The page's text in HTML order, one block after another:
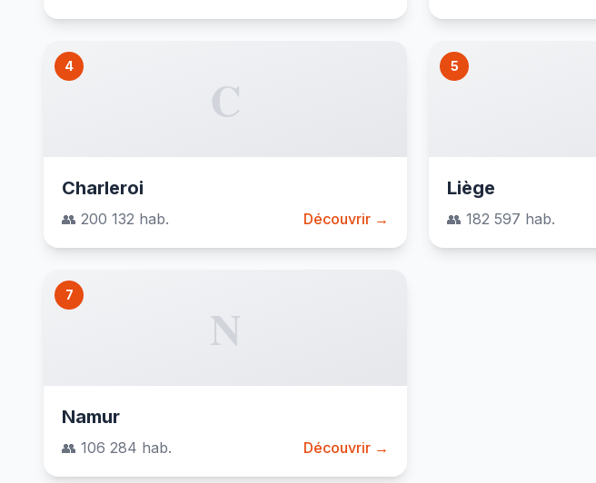
4
C
Charleroi
👥 200 132 hab. Découvrir →
5
Liège
👥 182 597 hab.
7
N
Namur
👥 106 284 hab. Découvrir →